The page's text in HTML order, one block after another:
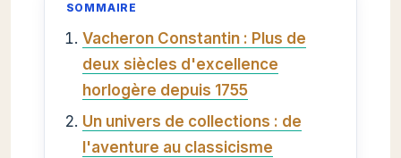
SOMMAIRE
Vacheron Constantin : Plus de
deux siècles d'excellence
horlogère depuis 1755
Un univers de collections : de
l'aventure au classicisme